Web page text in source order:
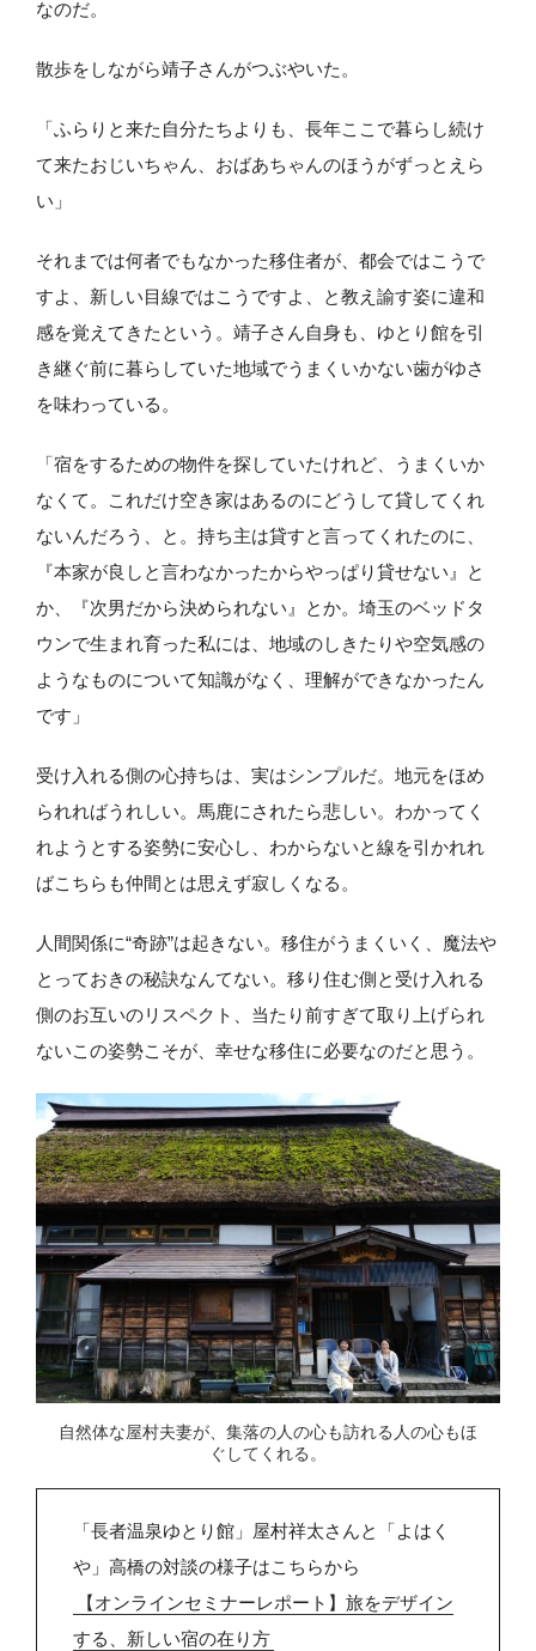
なのだ。
散歩をしながら靖子さんがつぶやいた。
「ふらりと来た自分たちよりも、長年ここで暮らし続け
て来たおじいちゃん、おばあちゃんのほうがずっとえら
い」
それまでは何者でもなかった移住者が、都会ではこうで
すよ、新しい目線ではこうですよ、と教え諭す姿に違和
感を覚えてきたという。靖子さん自身も、ゆとり館を引
き継ぐ前に暮らしていた地域でうまくいかない歯がゆさ
を味わっている。
「宿をするための物件を探していたけれど、うまくいか
なくて。これだけ空き家はあるのにどうして貸してくれ
ないんだろう、と。持ち主は貸すと言ってくれたのに、
『本家が良しと言わなかったからやっぱり貸せない』と
か、『次男だから決められない』とか。埼玉のベッドタ
ウンで生まれ育った私には、地域のしきたりや空気感の
ようなものについて知識がなく、理解ができなかったん
です」
受け入れる側の心持ちは、実はシンプルだ。地元をほめ
られればうれしい。馬鹿にされたら悲しい。わかってく
れようとする姿勢に安心し、わからないと線を引かれれ
ばこちらも仲間とは思えず寂しくなる。
人間関係に“奇跡”は起きない。移住がうまくいく、魔法や
とっておきの秘訣なんてない。移り住む側と受け入れる
側のお互いのリスペクト、当たり前すぎて取り上げられ
ないこの姿勢こそが、幸せな移住に必要なのだと思う。
自然体な屋村夫妻が、集落の人の心も訪れる人の心もほ
ぐしてくれる。
「長者温泉ゆとり館」屋村祥太さんと「よはく
や」高橋の対談の様子はこちらから
【オンラインセミナーレポート】旅をデザイン
する、新しい宿の在り方